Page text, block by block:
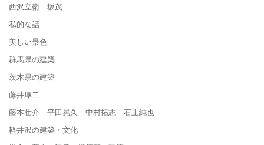
西沢立衛 坂茂
私的な話
美しい景色
群馬県の建築
茨木県の建築
藤井厚二
藤本壮介 平田晃久 中村拓志 石上純也
軽井沢の建築・文化